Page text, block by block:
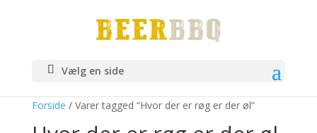
Vælg en side
Forside / Varer tagged “Hvor der er røg er der øl”